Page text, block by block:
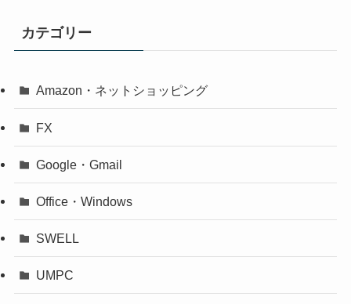
カテゴリー
Amazon・ネットショッピング
FX
Google・Gmail
Office・Windows
SWELL
UMPC